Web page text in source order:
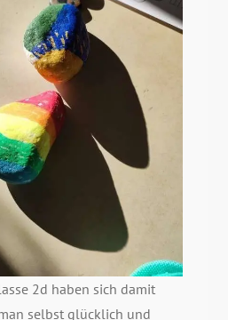
2d haben sich damit
selbst glücklich und